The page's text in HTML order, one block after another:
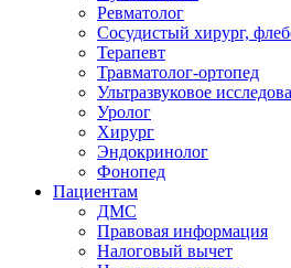
Ревматолог
Сосудистый хирург,
Терапевт
Травматолог-ортопед
Ультразвуковое
Уролог
Хирург
Эндокринолог
Фонопед
Пациентам
ДМС
Правовая информация
Налоговый вычет